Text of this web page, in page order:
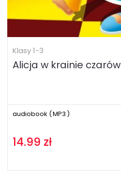
Klasy 1-3
Alicja w krainie czarów
audiobook (MP3 )
14.99 zł